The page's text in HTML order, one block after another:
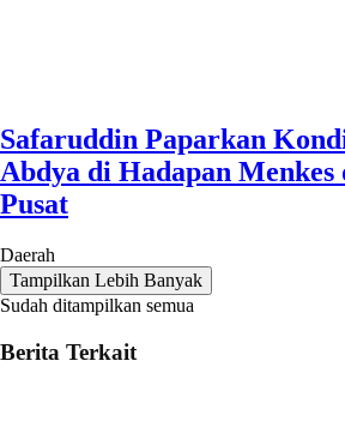
Safaruddin Paparkan
Abdya di Hadapan Menkes
Pusat
Daerah
Tampilkan Lebih Banyak
Sudah ditampilkan semua
Berita Terkait